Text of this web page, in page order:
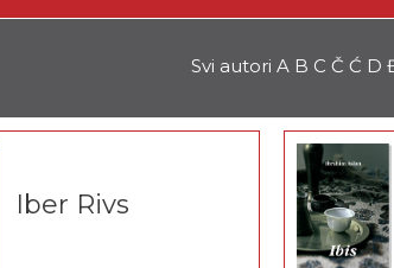
Svi autori A B C Č Ć D
Iber Rivs